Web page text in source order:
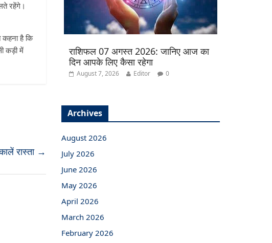
रहेंगे।
कहना है कि
कड़ी में
रास्ता →
राशिफल 07 अगस्त 2026: जानिए आज का
दिन आपके लिए कैसा रहेगा
August 7, 2026 Editor 0
Archives
August 2026
July 2026
June 2026
May 2026
April 2026
March 2026
February 2026